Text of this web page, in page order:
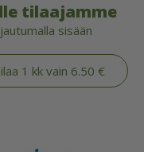
tilaajamme
sisään
1 kk vain 6.50 €